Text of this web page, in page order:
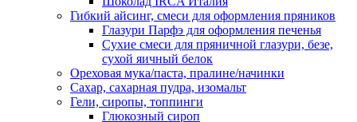
Гибкий айсинг, смеси для оформления пряников
Глазури Парфэ для оформления печенья
Сухие смеси для пряничной глазури, безе,
сухой яичный белок
Ореховая мука/паста, пралине/начинки
Сахар, сахарная пудра, изомальт
Гели, сиропы, топпинги
Глюкозный сироп